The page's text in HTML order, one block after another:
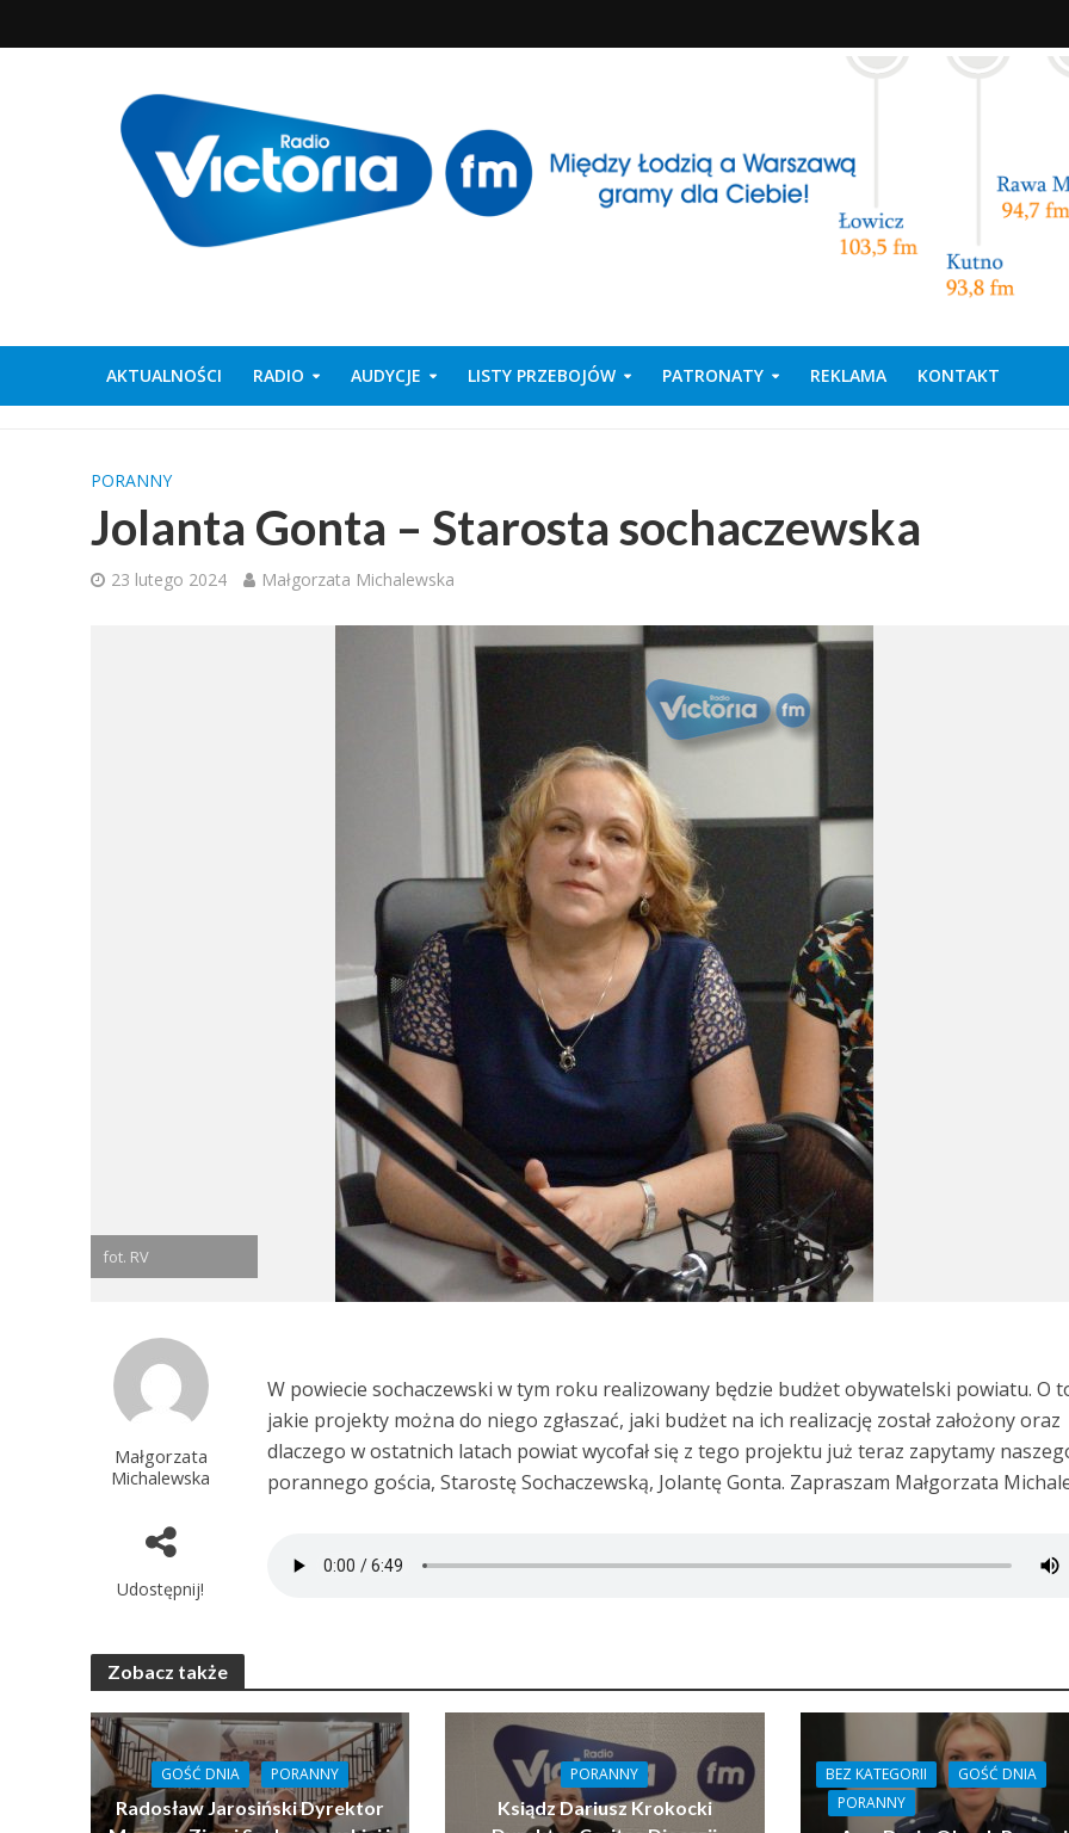
AKTUALNOŚCI RADIO AUDYCJE LISTY PRZEBOJÓW PATRONATY REKLAMA KONTAKT
PORANNY
Jolanta Gonta – Starosta sochaczewska
23 lutego 2024 Małgorzata Michalewska
fot. RV
Małgorzata
Michalewska
Udostępnij!
W powiecie sochaczewski w tym roku realizowany będzie budżet obywatelski powiatu. O
jakie projekty można do niego zgłaszać, jaki budżet na ich realizację został założony oraz
dlaczego w ostatnich latach powiat wycofał się z tego projektu już teraz zapytamy
porannego gościa, Starostę Sochaczewską, Jolantę Gonta. Zapraszam Małgorzata
Zobacz także
GOŚĆ DNIA PORANNY
Radosław Jarosiński Dyrektor
PORANNY
Ksiądz Dariusz Krokocki
BEZ KATEGORII
GOŚĆ DNIA
PORANNY